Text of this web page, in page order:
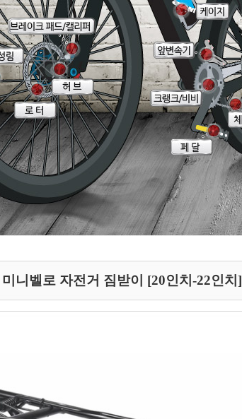
니벨로 자전거 짐받이 [20인치-22인치]